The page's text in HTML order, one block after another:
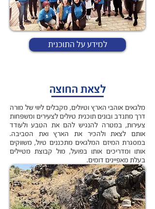
למידע על התוכנית
לצאת החוצה
מלגאים אוהבי הארץ וטיולים, מקבלים ליווי של מורה
דרך מתנדב ובונים תוכנית טיולים לצעירים ומשפחות
צעירות, במטרה להנגיש להם את הטבע ולעודד
אותם לצאת ולהכיר את הארץ ואת הסביבה.
במסגרת המיזם המלגאים מתכננים טיול, משווקים
אותו ומדריכים אותו בפועל, מול קבוצת מטיילים
בעלת מאפיינים דומים.